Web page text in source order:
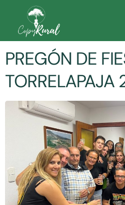
Categoría:
PREGÓN DE
TORRELAPAJA